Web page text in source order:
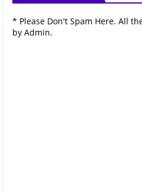
* Please Don't Spam Here. All
by Admin.